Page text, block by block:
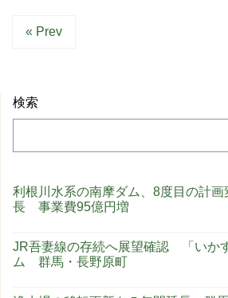
« Prev
検索
利根川水系の南摩ダム、8度目の計画
長 事業費95億円増
JR吾妻線の存続へ展望確認 「いか
ム 群馬・長野原町